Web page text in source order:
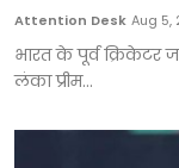
Attention Desk Aug 5,
भारत के पूर्व क्रिकेटर
लंका प्रीम...